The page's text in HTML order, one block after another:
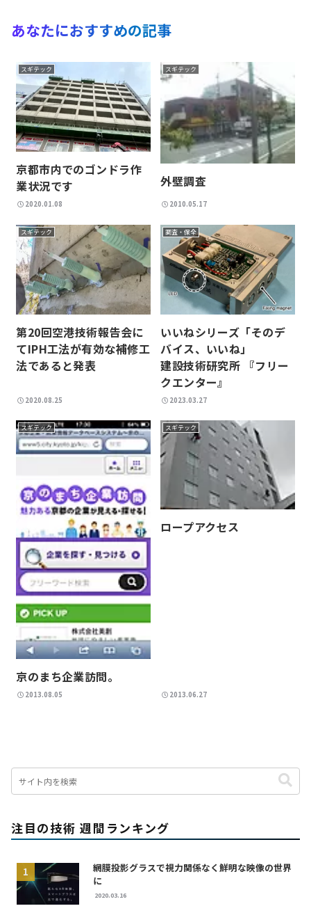
あなたにおすすめの記事
スギテック
京都市内でのゴンドラ作
業状況です
2020.01.08
スギテック
外壁調査
2010.05.17
スギテック
第20回空港技術報告会に
てIPH工法が有効な補修工
法であると発表
2020.08.25
調査・保全
いいねシリーズ「そのデ
バイス、いいね」
建設技術研究所 『フリー
クエンター』
2023.03.27
スギテック
京のまち企業訪問。
2013.08.05
スギテック
ロープアクセス
2013.06.27
注目の技術 週間ランキング
網膜投影グラスで視力関係なく鮮明な映像の世界
に
2020.03.16